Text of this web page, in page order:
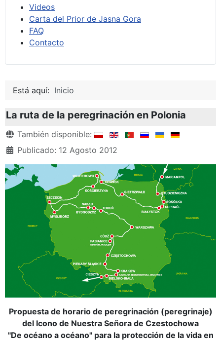
Videos
Carta del Prior de Jasna Gora
FAQ
Contacto
Está aquí: Inicio
La ruta de la peregrinación en Polonia
Detalles
También disponible:
Publicado: 12 Agosto 2012
Propuesta de horario de peregrinación (peregrinaje)
del Icono de Nuestra Señora de Czestochowa
"De océano a océano" para la protección de la vida en